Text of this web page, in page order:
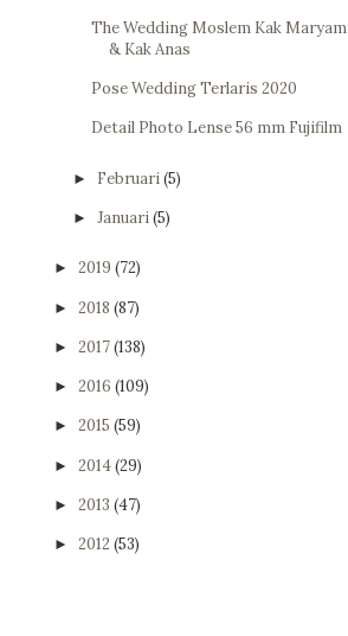
The Wedding Moslem Kak Maryam
& Kak Anas
Pose Wedding Terlaris 2020
Detail Photo Lense 56 mm Fujifilm
► Februari(5)
► Januari(5)
► 2019 (72)
► 2018 (87)
► 2017(138)
► 2016 (109)
► 2015 (59)
► 2014(29)
► 2013 (47)
► 2012 (53)